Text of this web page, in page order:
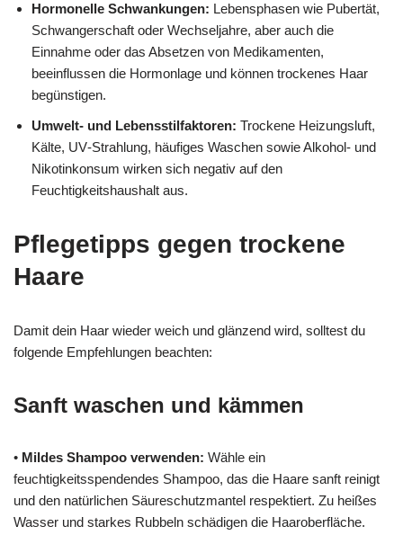
Hormonelle Schwankungen: Lebensphasen wie Pubertät,
Schwangerschaft oder Wechseljahre, aber auch die
Einnahme oder das Absetzen von Medikamenten,
beeinflussen die Hormonlage und können trockenes Haar
begünstigen.
Umwelt- und Lebensstilfaktoren: Trockene Heizungsluft,
Kälte, UV‑Strahlung, häufiges Waschen sowie Alkohol‑ und
Nikotinkonsum wirken sich negativ auf den
Feuchtigkeitshaushalt aus.
Pflegetipps gegen trockene
Haare
Damit dein Haar wieder weich und glänzend wird, solltest du
folgende Empfehlungen beachten:
Sanft waschen und kämmen
• Mildes Shampoo verwenden: Wähle ein
feuchtigkeitsspendendes Shampoo, das die Haare sanft reinigt
und den natürlichen Säureschutzmantel respektiert. Zu heißes
Wasser und starkes Rubbeln schädigen die Haaroberfläche.